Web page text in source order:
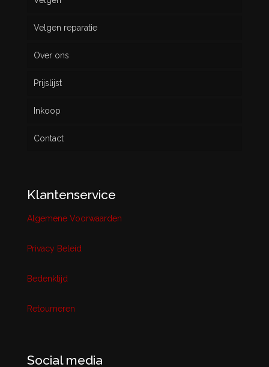
Gebruikt
Velgen reparatie
Over ons
Prijslijst
Inkoop
Contact
Klantenservice
Algemene Voorwaarden
Privacy Beleid
Bedenktijd
Retourneren
Social media